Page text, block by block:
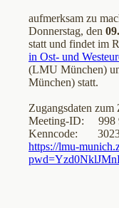
aufmerksam zu
Donnerstag, den
statt und findet im
in Ost- und
(LMU München)
München) statt.
Zugangsdaten
Meeting-ID: 998
Kenncode:
https://lmu-